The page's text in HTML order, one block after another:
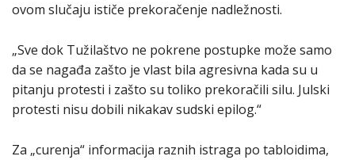
ovom slučaju ističe prekoračenje nadležnosti.
„Sve dok Tužilaštvo ne pokrene postupke može samo
da se nagađa zašto je vlast bila agresivna kada su u
pitanju protesti i zašto su toliko prekoračili silu. Julski
protesti nisu dobili nikakav sudski epilog.“
Za „curenja“ informacija raznih istraga po tabloidima,